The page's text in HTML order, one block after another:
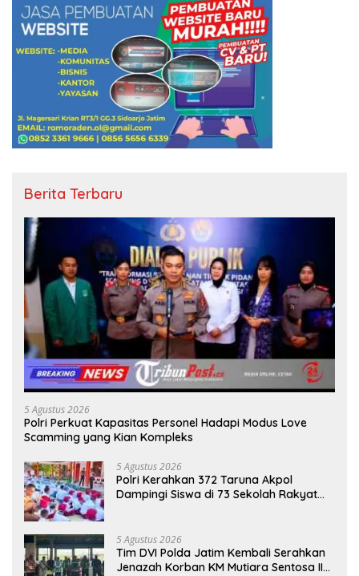
Berita Terbaru
5 Agustus 2026
Polri Perkuat Kapasitas Personel Hadapi Modus Love
Scamming yang Kian Kompleks
5 Agustus 2026
Polri Kerahkan 372 Taruna Akpol
Dampingi Siswa di 73 Sekolah Rakyat
5 Agustus 2026
Tim DVI Polda Jatim Kembali Serahkan
Jenazah Korban KM Mutiara Sentosa II